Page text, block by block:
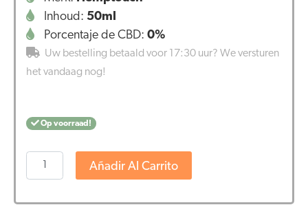
Inhoud: 50ml
Porcentaje de CBD: 0%
Uw bestelling betaald voor 17:30 uur? We versturen
het vandaag nog!
Op voorraad!
Hemptouch
-
Añadir Al Carrito